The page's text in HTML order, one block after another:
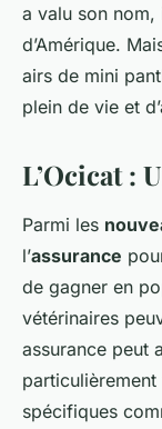
a valu son nom,
d’Amérique.
airs de mini
plein de vie et
L’Ocicat :
Parmi les
l’assurance
de gagner en
vétérinaires
assurance peut
spécifiques